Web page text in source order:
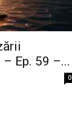
Ep. 59 –...
0